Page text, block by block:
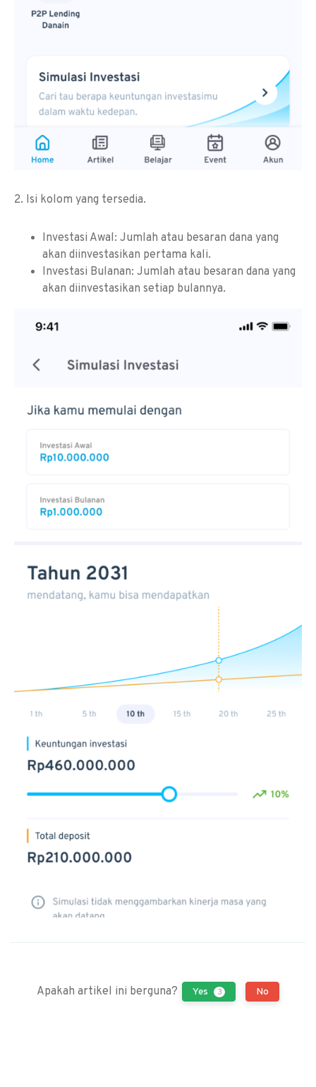
2. Isi kolom yang tersedia.
Investasi Awal: Jumlah atau besaran dana yang
akan diinvestasikan pertama kali.
Investasi Bulanan: Jumlah atau besaran dana yang
akan diinvestasikan setiap bulannya.
Apakah artikel ini berguna? Yes 3 No